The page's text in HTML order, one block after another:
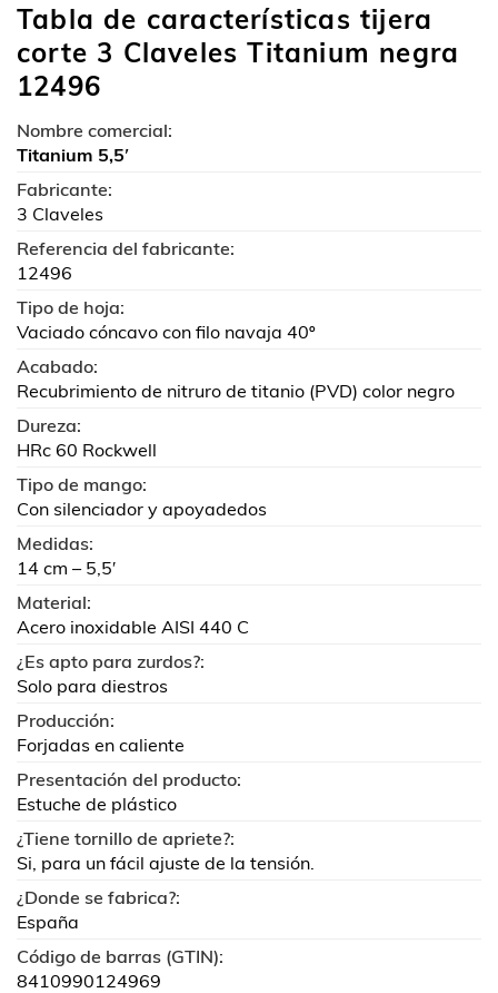
Tabla de características tijera
corte 3 Claveles Titanium negra
12496
Nombre comercial:
Titanium 5,5′
Fabricante:
3 Claveles
Referencia del fabricante:
12496
Tipo de hoja:
Vaciado cóncavo con filo navaja 40º
Acabado:
Recubrimiento de nitruro de titanio (PVD) color negro
Dureza:
HRc 60 Rockwell
Tipo de mango:
Con silenciador y apoyadedos
Medidas:
14 cm – 5,5′
Material:
Acero inoxidable AISI 440 C
¿Es apto para zurdos?:
Solo para diestros
Producción:
Forjadas en caliente
Presentación del producto:
Estuche de plástico
¿Tiene tornillo de apriete?:
Si, para un fácil ajuste de la tensión.
¿Donde se fabrica?:
España
Código de barras (GTIN):
8410990124969